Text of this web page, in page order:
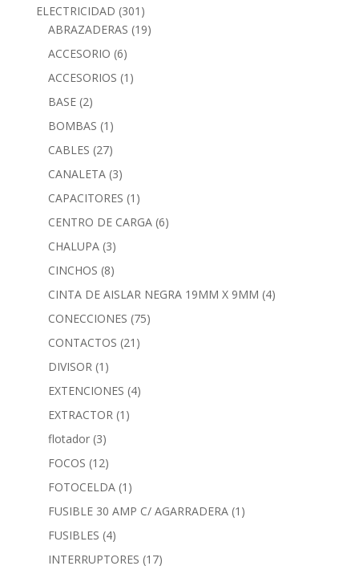
ELECTRICIDAD (301)
ABRAZADERAS (19)
ACCESORIO (6)
ACCESORIOS (1)
BASE (2)
BOMBAS (1)
CABLES (27)
CANALETA (3)
CAPACITORES (1)
CENTRO DE CARGA (6)
CHALUPA (3)
CINCHOS (8)
CINTA DE AISLAR NEGRA 19MM X 9MM (4)
CONECCIONES (75)
CONTACTOS (21)
DIVISOR (1)
EXTENCIONES (4)
EXTRACTOR (1)
flotador (3)
FOCOS (12)
FOTOCELDA (1)
FUSIBLE 30 AMP C/ AGARRADERA (1)
FUSIBLES (4)
INTERRUPTORES (17)